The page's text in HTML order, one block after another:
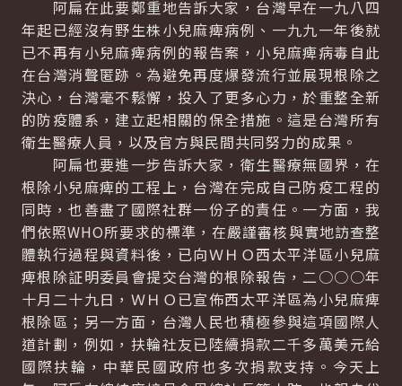
阿扁在此要鄭重地告訴大家，台灣早在一九八四
年起已經沒有野生株小兒麻痺病例、一九九一年後就
已不再有小兒麻痺病例的報告案，小兒麻痺病毒自此
在台灣消聲匿跡。為避免再度爆發流行並展現根除之
決心，台灣毫不鬆懈，投入了更多心力，於重整全新
的防疫體系，建立起相關的保全措施。這是台灣所有
衛生醫療人員，以及官方與民間共同努力的成果。
阿扁也要進一步告訴大家，衛生醫療無國界，在
根除小兒麻痺的工程上，台灣在完成自己防疫工程的
同時，也善盡了國際社群一份子的責任。一方面，我
們依照WHO所要求的標準，在嚴謹審核與實地訪查整
體執行過程與資料後，已向ＷＨＯ西太平洋區小兒麻
痺根除証明委員會提交台灣的根除報告，二○○○年
十月二十九日，ＷＨＯ已宣佈西太平洋區為小兒麻痺
根除區；另一方面，台灣人民也積極參與這項國際人
道計劃，例如，扶輪社友已陸續捐款二千多萬美元給
國際扶輪，中華民國政府也多次捐款支持。今天上